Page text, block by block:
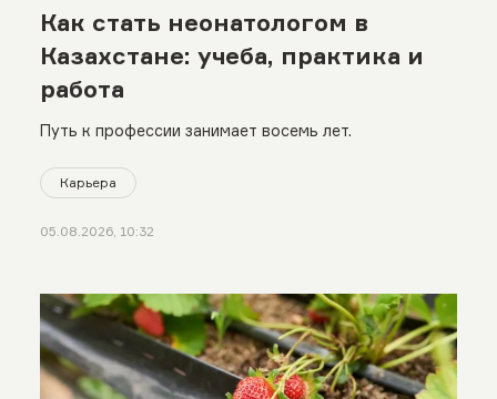
Как стать неонатологом в
Казахстане: учеба, практика и
работа
Путь к профессии занимает восемь лет.
Карьера
05.08.2026, 10:32